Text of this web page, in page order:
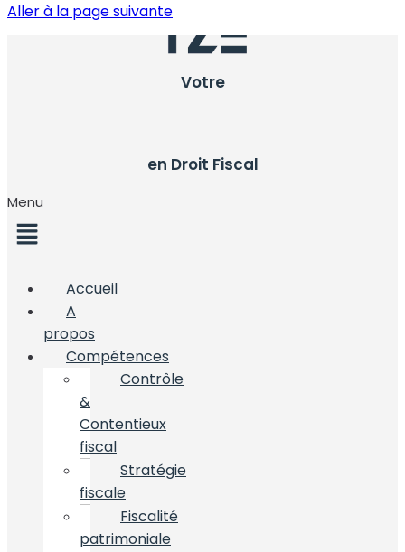
Aller à la page suivante
Votre
en Droit Fiscal
Menu
Accueil
A
propos
Compétences
Contrôle
&
Contentieux
fiscal
Stratégie
fiscale
Fiscalité
patrimoniale